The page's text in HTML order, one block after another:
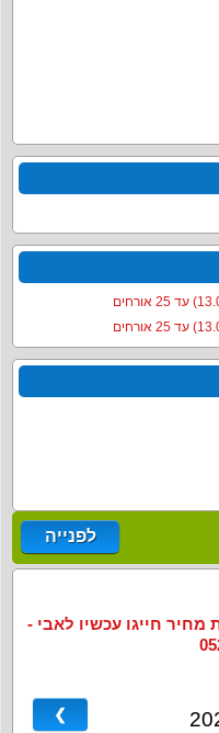
לפנייה
חייגו עכשיו לאבי -
❯